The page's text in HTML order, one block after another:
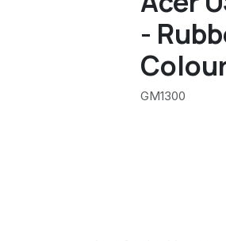
-
GM1300